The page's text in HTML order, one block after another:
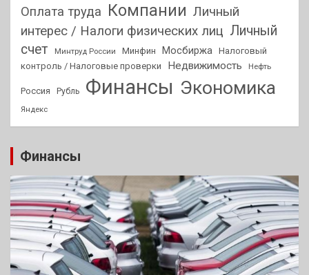
Оплата труда Компании Личный
интерес / Налоги физических лиц Личный
счет
Минтруд России Минфин Мосбиржа Налоговый
контроль / Налоговые проверки
Недвижимость Нефть
Россия Рубль Финансы Экономика
Яндекс
Финансы